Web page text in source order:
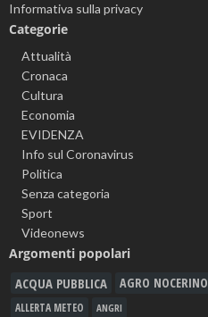
Informativa sulla privacy
Categorie
Attualità
Cronaca
Cultura
Economia
EVIDENZA
Info sul Coronavirus
Politica
Senza categoria
Sport
Videonews
Argomenti popolari
ACQUA PUBBLICA AGRO NOCERINO
ALLERTA METEO ANGRI